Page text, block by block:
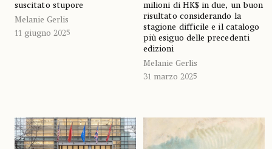
suscitato stupore
Melanie Gerlis
11 giugno 2025
milioni di HK$ in due, un buon
risultato considerando la
stagione difficile e il catalogo
più esiguo delle precedenti
edizioni
Melanie Gerlis
31 marzo 2025